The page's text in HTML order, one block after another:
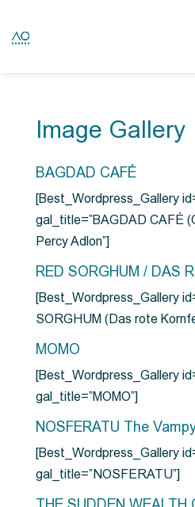
Image Gallery
BAGDAD CAFÉ
[Best_Wordpress_Gallery
gal_title=”BAGDAD CAFÉ
Percy Adlon”]
RED SORGHUM / DAS
[Best_Wordpress_Gallery
SORGHUM (Das rote
MOMO
[Best_Wordpress_Gallery
gal_title=”MOMO”]
NOSFERATU The
[Best_Wordpress_Gallery
gal_title=”NOSFERATU”]